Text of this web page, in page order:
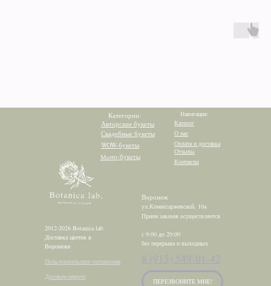
2012-2026 Botanica lab.
Доставка цветов в
Воронеже
Договор-оферта
Пользовательское соглашение
ПЕРЕЗВОНИТЕ МНЕ!
Контакты
Отзывы
Оплата и доставка
О нас
Каталог
Навигация:
Категории:
Моно-букеты
WOW-букеты
Свадебные букеты
Авторские букеты
Прием заказов осуществляется
с 9:00 до 20:00
без перерыва и выходных
ул.Комиссаржевской, 10а
Воронеж